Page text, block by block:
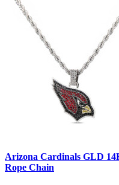
Arizona Cardinals GLD
Rope Chain